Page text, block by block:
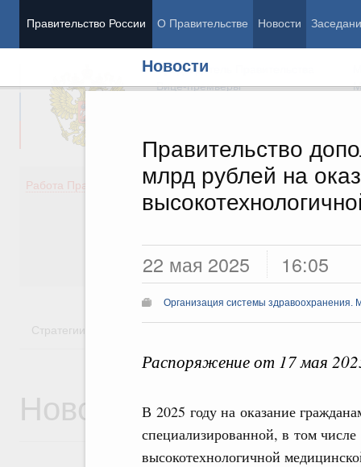
Правительство России О Правительстве Новости
Новости
Правительство
млрд рублей на
22 мая 2025 16:05
Организация системы здравоохранения.
Распоряжение от 17 мая
В 2025 году на оказание
специализированной, в том числе
высокотехнологичной
Председатель Правительства
Вице-премьеры
Работа Правительства
Демография
Здоровье
Государство
Стратегии
Новости